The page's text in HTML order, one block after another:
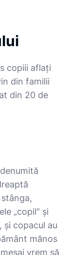
copiii aflați
din familii
din 20 de
„copil" și
și copacul au
mănos
vrem să